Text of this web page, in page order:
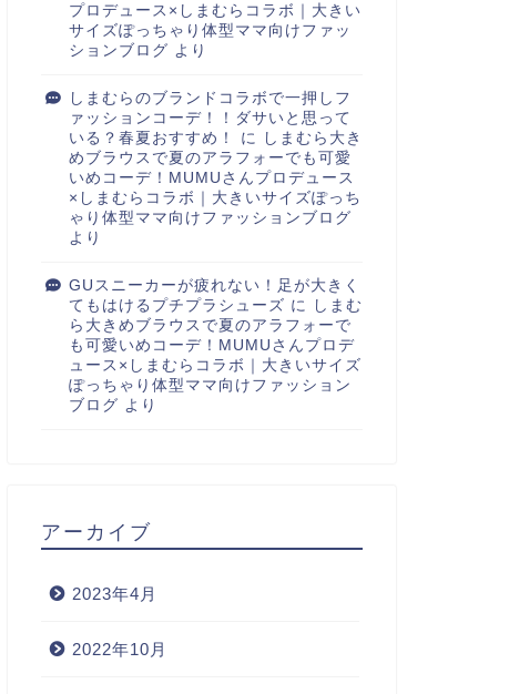
プロデュース×しまむらコラボ｜大きい
サイズぽっちゃり体型ママ向けファッ
ションブログ より
しまむらのブランドコラボで一押しフ
ァッションコーデ！！ダサいと思って
いる？春夏おすすめ！
に
しまむら大き
めブラウスで夏のアラフォーでも可愛
いめコーデ！MUMUさんプロデュース
×しまむらコラボ｜大きいサイズぽっち
ゃり体型ママ向けファッションブログ
より
GUスニーカーが疲れない！足が大きく
てもはけるプチプラシューズ に
しまむ
ら大きめブラウスで夏のアラフォーで
も可愛いめコーデ！MUMUさんプロデ
ュース×しまむらコラボ｜大きいサイズ
ぽっちゃり体型ママ向けファッション
ブログ より
アーカイブ
2023年4月
2022年10月